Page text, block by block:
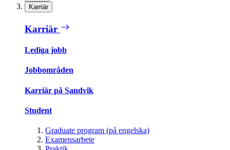
Karriär
Karriär
Lediga jobb
Jobbområden
Karriär på Sandvik
Student
Graduate program (på engelska)
Examensarbete